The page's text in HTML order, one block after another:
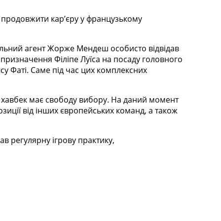
кар’єру у французькому
агент Жорже Мендеш особисто відвідав
Філіпе Луїса на посаду головного
Фаті. Саме під час цих комплексних
має свободу вибору. На даний момент
від інших європейських команд, а також
регулярну ігрову практику,